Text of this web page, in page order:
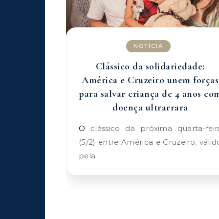
NOTÍCIA
Clássico da solidariedade:
América e Cruzeiro unem forças
para salvar criança de 4 anos
doença ultrarrara
O clássico da próxima quarta-feira
(5/2) entre América e Cruzeiro,
pela…